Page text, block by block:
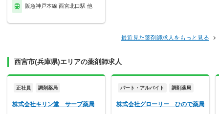
阪急神戸本線 西宮北口駅 他
最近見た薬剤師求人をもっと見る
西宮市(兵庫県)エリアの薬剤師求人
正社員 調剤薬局
株式会社キリン堂 サーブ薬局
パート・アルバイト 調剤薬局
株式会社グローリー ひので薬局